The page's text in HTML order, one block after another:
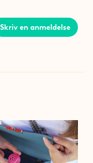
3 små påsyede
synåle i forskellige
Skriv en anmeldelse